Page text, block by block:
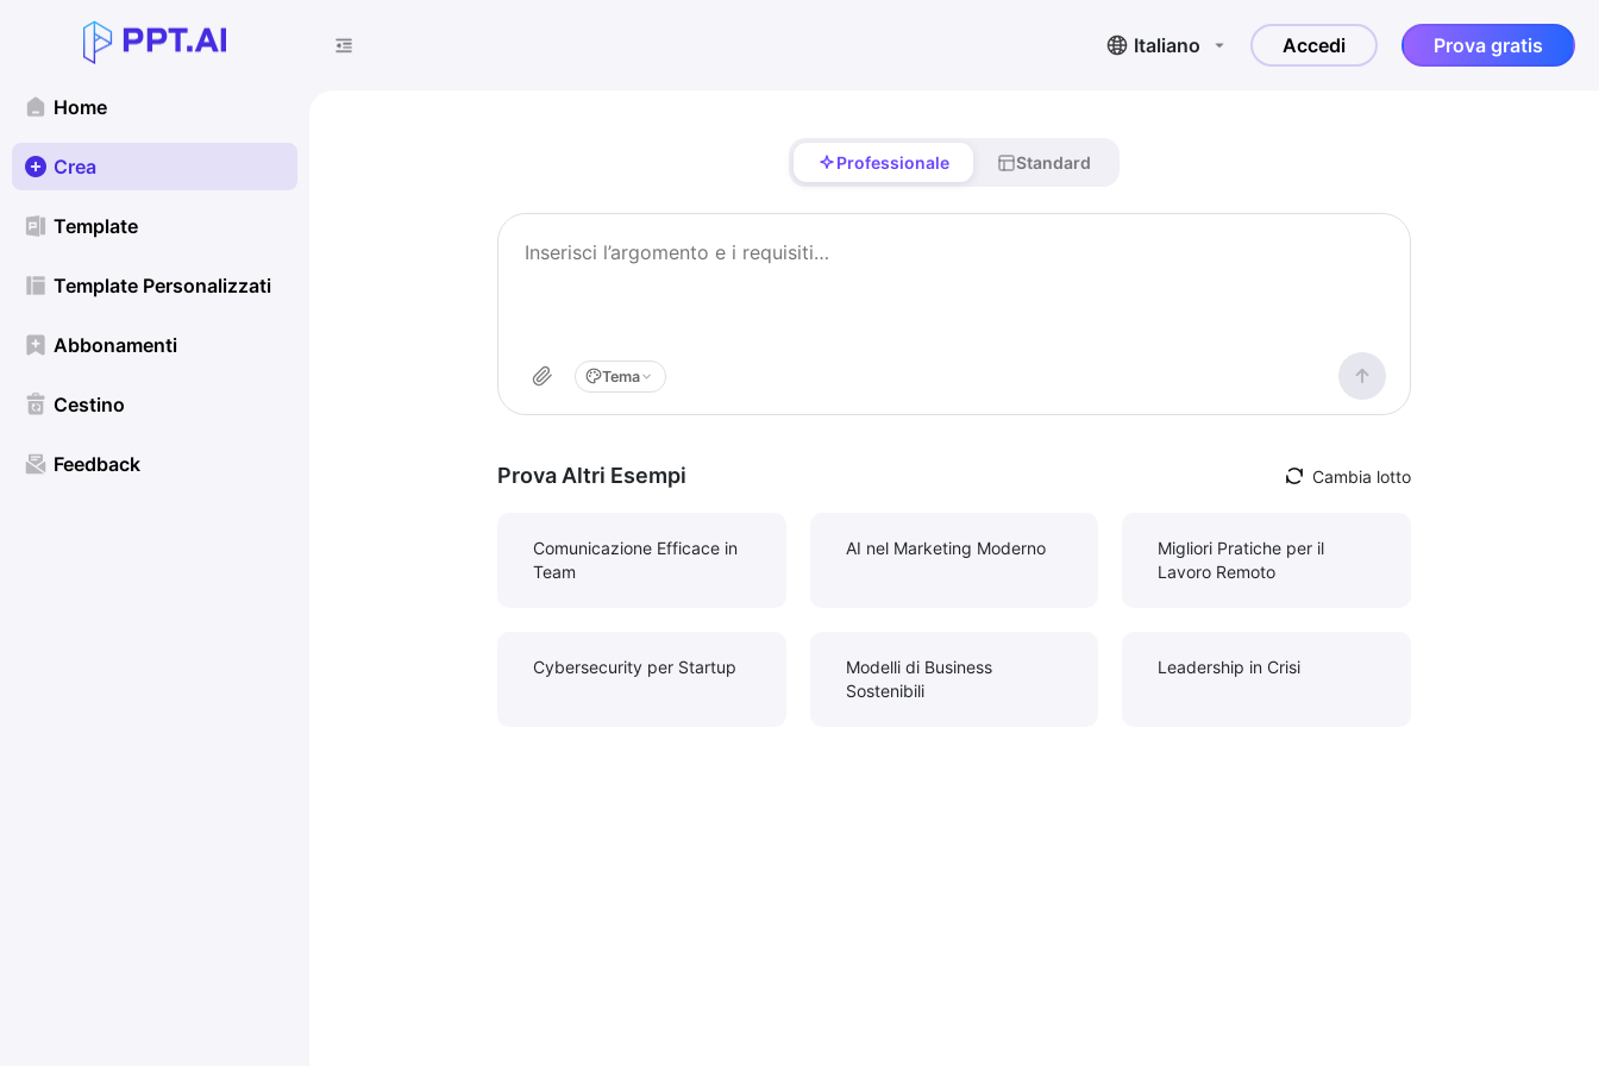
Home
Crea
Template
Template Personalizzati
Abbonamenti
Cestino
Feedback
Italiano Accedi Prova gratis
Professionale Standard
Tema
Prova Altri Esempi Cambia lotto
Comunicazione Efficace in
Team
AI nel Marketing Moderno
Migliori Pratiche per il
Lavoro Remoto
Cybersecurity per Startup
Modelli di Business
Sostenibili
Leadership in Crisi